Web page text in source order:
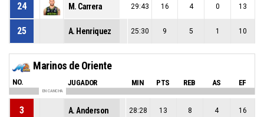
24 M. Carrera 29:43 16 4 0 13
25 A. Henriquez 25:30 9 5 1 10
Marinos de Oriente
NO. JUGADOR MIN PTS REB AS EF
EN CANCHA
3 A. Anderson 28:28 13 8 4 16